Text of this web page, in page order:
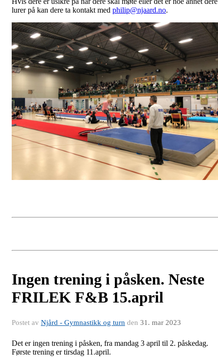
lurer på kan dere ta kontakt med philip@njaard.no.
Ingen trening i påsken. Neste
FRILEK F&B 15.april
Postet av Njård - Gymnastikk og turn den 31. mar 2023
Det er ingen trening i påsken, fra mandag 3 april til 2. påskedag.
Første trening er tirsdag 11.april.